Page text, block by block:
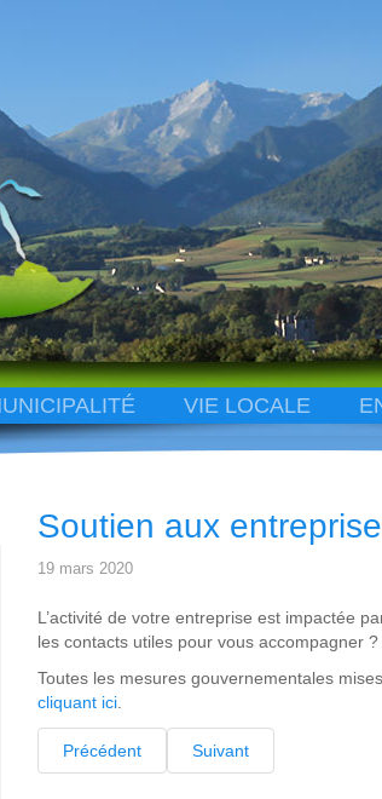
VIE LOCALE
Soutien aux
19 mars 2020
L’activité de votre entreprise est impactée
les contacts utiles pour vous accompagner ?
Toutes les mesures gouvernementales
cliquant ici
Précédent Suivant